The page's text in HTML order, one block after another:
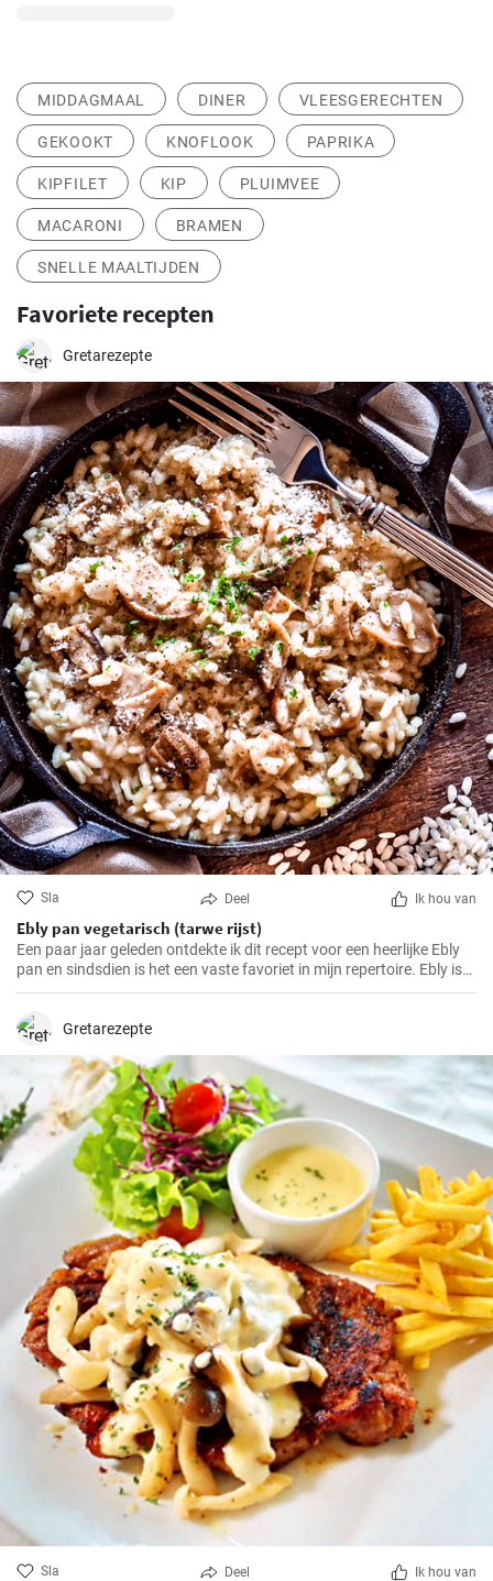
MIDDAGMAAL DINER VLEESGERECHTEN
GEKOOKT KNOFLOOK PAPRIKA
KIPFILET KIP PLUIMVEE
MACARONI BRAMEN
SNELLE MAALTIJDEN
Favoriete recepten
Gretarezepte
Sla Deel Ik hou van
Ebly pan vegetarisch (tarwe rijst)
Een paar jaar geleden ontdekte ik dit recept voor een heerlijke Ebly
pan en sindsdien is het een vaste favoriet in mijn repertoire. Ebly is
een tarweproduct zoals rijst dat een voedzame en smaakvolle
groenten en kruiden maakt het een eenvoudig maar heerlijk
Gretarezepte
Sla Deel Ik hou van